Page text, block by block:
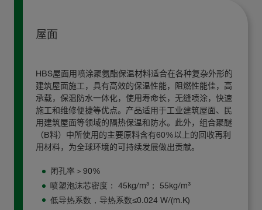
屋面
HBS屋面用喷涂聚氨酯保温材料适合在各种复杂外形的
建筑屋面施工，具有高效的保温性能，阻燃性能佳，高
承载，保温防水一体化，使用寿命长，无缝喷涂，快速
施工和维修便捷等优点。产品适用于工业建筑屋面、民
用建筑屋面等领域的隔热保温和防水。此外，组合聚醚
（B料）中所使用的主要原料含有60%以上的回收再利
用材料，为全球环境的可持续发展做出贡献。
闭孔率＞90%
喷塑泡沫芯密度： 45kg/m³； 55kg/m³
低导热系数，导热系数≤0.024 W/(m.K)